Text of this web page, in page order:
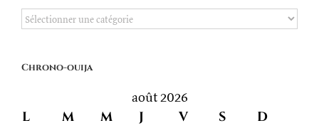
De
parle
Chrono-ouija
août 2026
L M M J V S D